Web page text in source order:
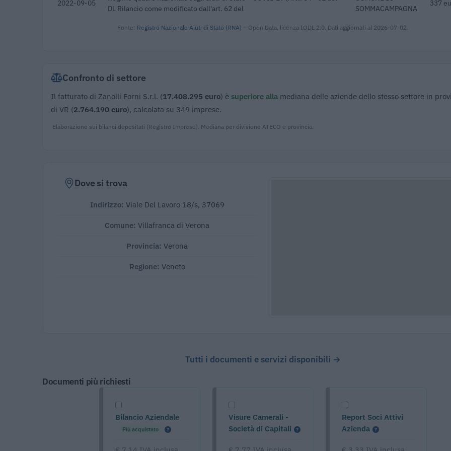
2022-09-05
DL Rilancio come modificato dall'art. 62 del
SOMMACAMPAGNA
337
Fonte: Registro Nazionale Aiuti di Stato (RNA) – Open Data, licenza IODL 2.0. Dati aggiornati al 2026-07-02.
Confronto di settore
Il fatturato di Zanolli Forni S.r.l. (17.408.295 euro) è superiore alla mediana delle aziende dello stesso settore in
di VR (2.764.190 euro), calcolata su 349 imprese.
Elaborazione sui bilanci depositati (Registro Imprese). Mediana per divisione ATECO e provincia.
Dove si trova
Indirizzo: Viale Del Lavoro 18/s, 37069
Comune:Villafranca di Verona
Provincia:Verona
Regione: Veneto
Tutti i documenti e servizi disponibili →
Documenti più richiesti
Bilancio Aziendale
Più acquistato
Visure Camerali -
Società di Capitali
Report Soci Attivi
Azienda